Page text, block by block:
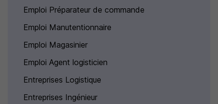
Emploi Préparateur de commande
Emploi Manutentionnaire
Emploi Magasinier
Emploi Agent logisticien
Entreprises Logistique
Entreprises Ingénieur